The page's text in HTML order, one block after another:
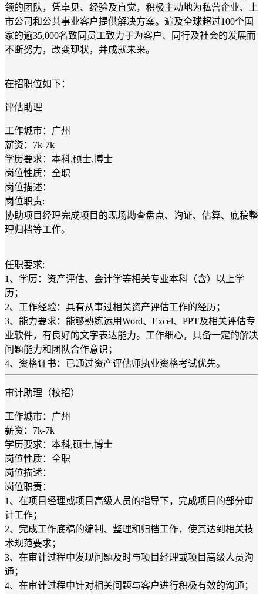
领的团队，凭卓见、经验及直觉，积极主动地为私营企业、上
市公司和公共事业客户提供解决方案。遍及全球超过100个国
家的逾35,000名致同员工致力于为客户、同行及社会的发展而
不断努力，改变现状，并成就未来。
在招职位如下：
评估助理
工作城市：广州
薪资：7k-7k
学历要求：本科,硕士,博士
岗位性质：全职
岗位描述：
岗位职责:
协助项目经理完成项目的现场勘查盘点、询证、估算、底稿整
理归档等工作。
任职要求:
1、学历：资产评估、会计学等相关专业本科（含）以上学
历；
2、工作经验：具有从事过相关资产评估工作的经历；
3、能力要求：能够熟练运用Word、Excel、PPT及相关评估专
业软件，有良好的文字表达能力。工作细心，具备一定的解决
问题能力和团队合作意识；
4、资格证书：已通过资产评估师执业资格考试优先。
审计助理（校招）
工作城市：广州
薪资：7k-7k
学历要求：本科,硕士,博士
岗位性质：全职
岗位描述：
岗位职责：
1、在项目经理或项目高级人员的指导下，完成项目的部分审
计工作；
2、完成工作底稿的编制、整理和归档工作，使其达到相关技
术规范要求；
3、在审计过程中发现问题及时与项目经理或项目高级人员沟
通；
4、在审计过程中针对相关问题与客户进行积极有效的沟通；